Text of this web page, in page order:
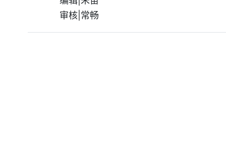
审核|常畅